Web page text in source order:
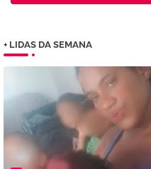
+ LIDAS DA SEMANA